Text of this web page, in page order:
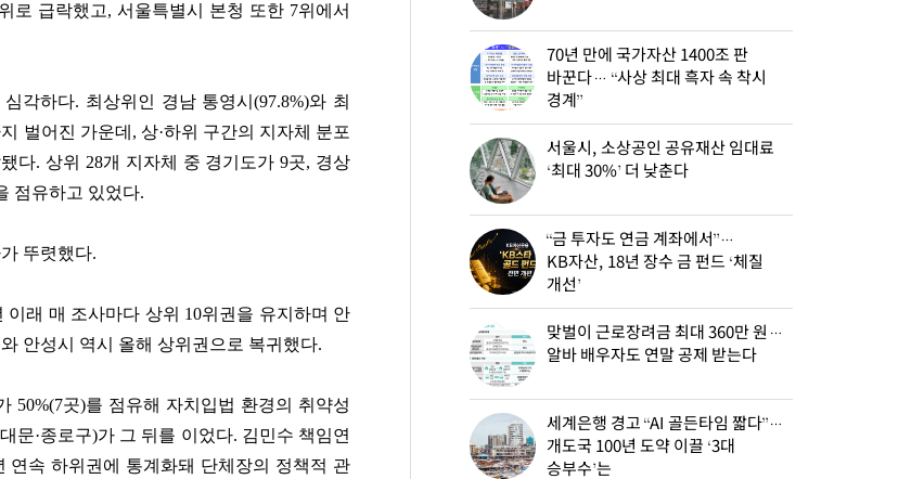
로 급락했고, 서울특별시 본청 또한 7위에서
각하다. 최상위인 경남 통영시(97.8%)와 최
벌어진 가운데, 상·하위 구간의 지자체 분포
다. 상위 28개 지자체 중 경기도가 9곳, 경상
점유하고 있었다.
뚜렷했다.
래 매 조사마다 상위 10위권을 유지하며 안
안성시 역시 올해 상위권으로 복귀했다.
50%(7곳)를 점유해 자치입법 환경의 취약성
문·종로구)가 그 뒤를 이었다. 김민수 책임연
연속 하위권에 통계화돼 단체장의 정책적 관
70년 만에 국가자산 1400조 판
바꾼다… “사상 최대 흑자 속 착시
경계”
서울시, 소상공인 공유재산 임대료
‘최대 30%’ 더 낮춘다
“금 투자도 연금 계좌에서”…
KB자산, 18년 장수 금 펀드 ‘체질
개선’
맞벌이 근로장려금 최대 360만 원…
알바 배우자도 연말 공제 받는다
세계은행 경고 “AI 골든타임 짧다”…
개도국 100년 도약 이끌 ‘3대
승부수’는